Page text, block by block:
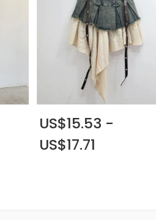
US$15.53 -
US$17.71